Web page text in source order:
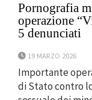
Pornografia
operazione
5 denunciati
19 MARZO 2026
Importante
di Stato contro